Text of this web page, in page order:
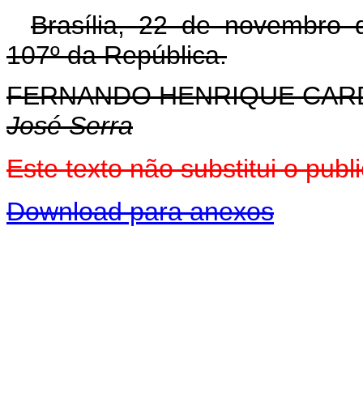
Brasília, 22 de novembro
107º da República.
FERNANDO HENRIQUE
José Serra
Este texto não substitui o
Download para anexos